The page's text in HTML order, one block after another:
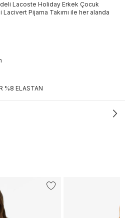
Lacoste Holiday Erkek Çocuk
Pijama Takımı ile her alanda
%8 ELASTAN